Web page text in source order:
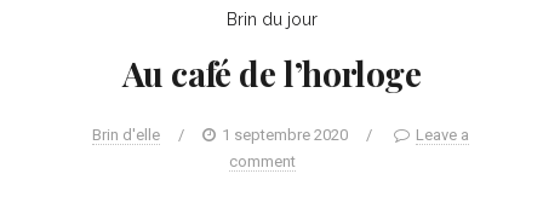
Brin du jour
Au café de l’horloge
Brin d'elle / 1 septembre 2020 /
Leave a
comment